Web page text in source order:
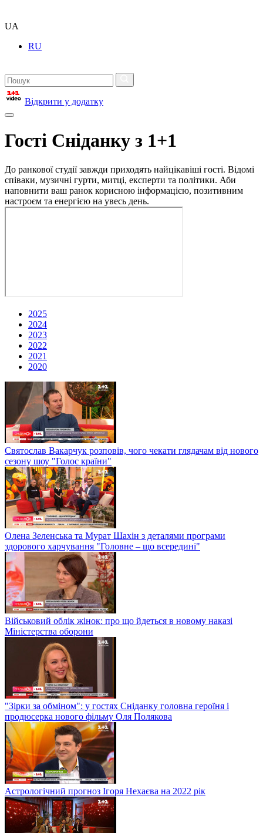
UA
RU
Відкрити у додатку
Гості Сніданку з 1+1
До ранкової студії завжди приходять найцікавіші гості. Відомі
співаки, музичні гурти, митці, експерти та політики. Аби
наповнити ваш ранок корисною інформацією, позитивним
настроєм та енергією на увесь день.
2025
2024
2023
2022
2021
2020
Святослав Вакарчук розповів, чого чекати глядачам від нового
сезону шоу "Голос країни"
Олена Зеленська та Мурат Шахін з деталями програми
здорового харчування "Головне – що всередині"
Військовий облік жінок: про що йдеться в новому наказі
Міністерства оборони
"Зірки за обміном": у гостях Сніданку головна героїня і
продюсерка нового фільму Оля Полякова
Астрологічний прогноз Ігоря Нехаєва на 2022 рік